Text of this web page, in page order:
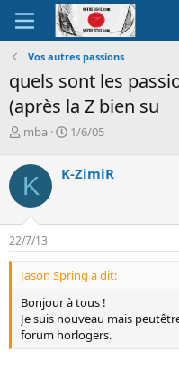
Vos autres passions
quels sont les
(après la Z bien su
A
t
e
u
r
d
e
l
a
i
s
c
mba
D
e
d
b
u
1/6/05
K K-ZimiR
22/7/13
Jason Spring a dit:
Bonjour à tous !
Je suis nouveau mais
forum horlogers.